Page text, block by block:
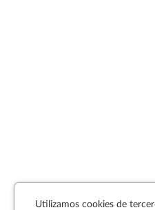
Utilizamos cookies de